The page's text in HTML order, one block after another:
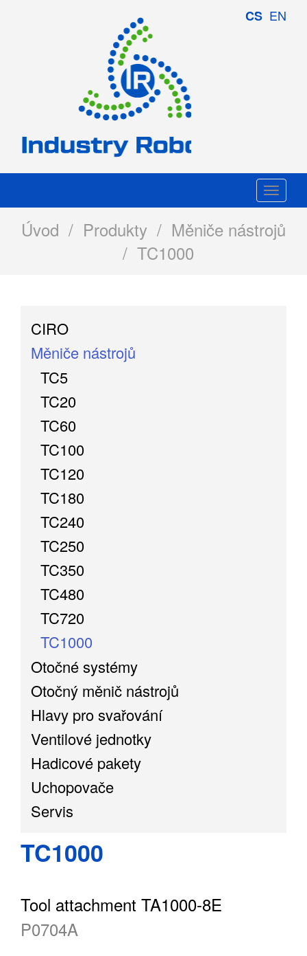
CS EN
Úvod / Produkty / Měniče nástrojů
/ TC1000
CIRO
Měniče nástrojů
TC5
TC20
TC60
TC100
TC120
TC180
TC240
TC250
TC350
TC480
TC720
TC1000
Otočné systémy
Otočný měnič nástrojů
Hlavy pro svařování
Ventilové jednotky
Hadicové pakety
Uchopovače
Servis
TC1000
Tool attachment TA1000-8E
P0704A